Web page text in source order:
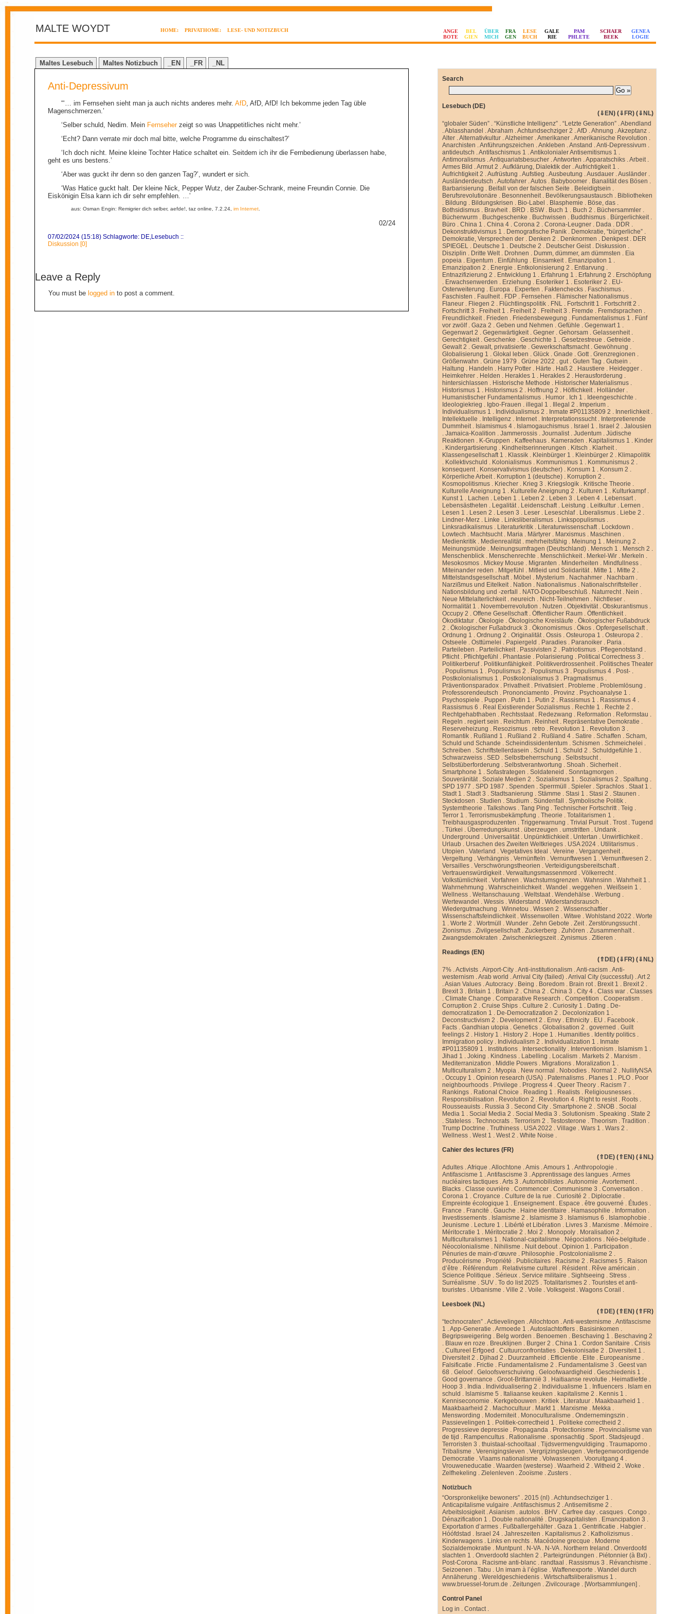
MALTE WOYDT HOME: PRIVATHOME: LESE- UND NOTIZBUCH
ANGE
BOTE
BEL
GIEN
ÜBER
MICH
FRA
GEN
LESE
BUCH
GALE
RIE
PAM
PHLETE
SCHAER
BEEK
GENEA
LOGIE
Maltes Lesebuch Maltes Notizbuch _EN _FR _NL
Anti-Depressivum
“‘… im Fernsehen sieht man ja auch nichts anderes mehr.AfD, AfD, AfD! Ich bekomme jeden Tag üble
Magenschmerzen.’
‘Selber schuld, Nedim. Mein Fernseherzeigt so was Unappetitliches nicht mehr.’
‘Echt? Dann verrate mir doch mal bitte, welche Programme du einschaltest?’
‘Ich doch nicht. Meine kleine Tochter Hatice schaltet ein. Seitdem ich ihr die Fernbedienung überlassen habe,
geht es uns bestens.’
‘Aber was guckt ihr denn so den ganzen Tag?’, wundert er sich.
‘Was Hatice guckt halt. Der kleine Nick, Pepper Wutz, der Zauber-Schrank, meine Freundin Connie. Die
Eiskönigin Elsa kann ich dir sehr empfehlen. …’
aus: Osman Engin: Remigrier dich selber, aefde!, taz online, 7.2.24, im Internet.
02/24
07/02/2024 (15:18) Schlagworte: DE,Lesebuch ::
Diskussion [0]
Leave a Reply
You must be logged in to post a comment.
Search
Lesebuch (DE)
(⇓EN) (⇓FR) (⇓NL)
“globaler Süden” .“Künstliche Intelligenz” .“Letzte Generation” .Abendland
.Ablasshandel .Abraham .Achtundsechziger 2 .AfD .Ahnung .Akzeptanz .
Alter .Alternativkultur .Alzheimer .Amerikaner .Amerikanische Revolution .
Anarchisten .Anführungszeichen .Ankleben .Anstand .Anti-Depressivum .
antideutsch .Antifaschismus 1 .Antikolonialer Antisemitismus 1 .
Antimoralismus .Antiquariatsbesucher .Antworten .Apparatschiks .Arbeit.
Armes Bild .Armut 2 .Aufklärung, Dialektik der .Aufrichtigkeit 1 .
Aufrichtigkeit 2 .Aufrüstung .Aufstieg .Ausbeutung .Ausdauer .Ausländer .
Ausländerdeutsch .Autofahrer .Autos . Babyboomer . Banalität des Bösen .
Barbarisierung . Beifall von der falschen Seite . Beleidigtsein .
Berufsrevolutionäre . Besonnenheit. Bevölkerungsaustausch . Bibliotheken
. Bildung . Bildungskrisen . Bio-Label . Blasphemie . Böse, das .
Bothsidismus . Bravheit. BRD . BSW. Buch 1 . Buch 2 . Büchersammler .
Bücherwurm . Buchgeschenke . Buchwissen . Buddhismus . Bürgerlichkeit.
Büro .China 1 .China 4 .Corona 2 .Corona-Leugner . Dada . DDR .
Dekonstruktivismus 1 . Demografische Panik . Demokratie, “bürgerliche” .
Demokratie, Versprechen der . Denken 2 . Denknormen . Denkpest. DER
SPIEGEL . Deutsche 1 . Deutsche 2 . Deutscher Geist. Diskussion .
Disziplin . Dritte Welt. Drohnen . Dumm, dümmer, am dümmsten . Eia
popeia . Eigentum . Einfühlung . Einsamkeit. Emanzipation 1 .
Emanzipation 2 . Energie . Entkolonisierung 2 . Entlarvung .
Entnazifizierung 2 . Entwicklung 1 . Erfahrung 1 . Erfahrung 2 . Erschöpfung
. Erwachsenwerden . Erziehung . Esoteriker 1 . Esoteriker 2 . EU-
Osterweiterung . Europa . Experten . Faktenchecks . Faschismus .
Faschisten . Faulheit. FDP . Fernsehen . Flämischer Nationalismus .
Flaneur . Fliegen 2 . Flüchtlingspolitik . FNL . Fortschritt 1 . Fortschritt 2 .
Fortschritt 3 . Freiheit 1 . Freiheit 2 . Freiheit 3 . Fremde . Fremdsprachen .
Freundlichkeit. Frieden . Friedensbewegung . Fundamentalismus 1 . Fünf
vor zwölf.Gaza 2 .Geben und Nehmen .Gefühle .Gegenwart 1 .
Gegenwart 2 .Gegenwärtigkeit.Gegner .Gehorsam .Gelassenheit.
Gerechtigkeit.Geschenke .Geschichte 1 .Gesetzestreue .Getreide .
Gewalt 2 .Gewalt, privatisierte .Gewerkschaftsmacht.Gewöhnung .
Globalisierung 1 .Glokal leben .Glück .Gnade .Gott.Grenzregionen .
Größenwahn .Grüne 1979 .Grüne 2022 .gut.Guten Tag .Gutsein .
Haltung . Handeln . Harry Potter . Härte . Haß 2 . Haustiere . Heidegger .
Heimkehrer . Helden . Herakles 1 . Herakles 2 . Herausforderung .
hintersichlassen . Historische Methode . Historischer Materialismus .
Historismus 1 . Historismus 2 . Hoffnung 2 . Höflichkeit. Holländer .
Humanistischer Fundamentalismus . Humor . Ich 1 . Ideengeschichte .
Ideologiekrieg . Igbo-Frauen .illegal 1 . Illegal 2 . Imperium .
Individualismus 1 . Individualismus 2 . Inmate #P01135809 2 . Innerlichkeit.
Intellektuelle . Intelligenz . Internet. Interpretationssucht. Interpretierende
Dummheit. Islamismus 4 . Islamogauchismus . Israel 1 . Israel 2 .Jalousien
.Jamaica-Koalition .Jammerossis .Journalist.Judentum .Jüdische
Reaktionen . K-Gruppen . Kaffeehaus . Kameraden . Kapitalismus 1 . Kinder
. Kindergartisierung . Kindheitserinnerungen . Kitsch . Klarheit.
Klassengesellschaft 1 . Klassik . Kleinbürger 1 . Kleinbürger 2 . Klimapolitik
. Kollektivschuld . Kolonialismus . Kommunismus 1 . Kommunismus 2 .
konsequent. Konservativismus (deutscher) . Konsum 1 . Konsum 2 .
Körperliche Arbeit. Korruption 1 (deutsche) . Korruption 2 .
Kosmopolitismus . Kriecher . Krieg 3 . Kriegslogik . Kritische Theorie .
Kulturelle Aneignung 1 . Kulturelle Aneignung 2 . Kulturen 1 . Kulturkampf.
Kunst 1 . Lachen . Leben 1 . Leben 2 . Leben 3 . Leben 4 . Lebensart.
Lebensästheten . Legalität. Leidenschaft. Leistung . Leitkultur . Lernen .
Lesen 1 . Lesen 2 . Lesen 3 . Leser . Leseschlaf. Liberalismus . Liebe 2 .
Lindner-Merz . Linke . Linksliberalismus . Linkspopulismus .
Linksradikalismus . Literaturkritik . Literaturwissenschaft. Lockdown .
Lowtech . Machtsucht. Maria . Märtyrer . Marxismus . Maschinen .
Medienkritik . Medienrealität.mehrheitsfähig . Meinung 1 . Meinung 2 .
Meinungsmüde . Meinungsumfragen (Deutschland) . Mensch 1 . Mensch 2 .
Menschenblick . Menschenrechte . Menschlichkeit. Merkel-Wir . Merkeln .
Mesokosmos . Mickey Mouse . Migranten . Minderheiten . Mindfullness .
Miteinander reden . Mitgefühl . Mitleid und Solidarität. Mitte 1 . Mitte 2 .
Mittelstandsgesellschaft. Möbel . Mysterium . Nachahmer . Nachbarn .
Narzißmus und Eitelkeit. Nation . Nationalismus . Nationalschriftsteller .
Nationsbildung und -zerfall
. NATO-Doppelbeschluß . Naturrecht. Nein .
Neue Mittelalterlichkeit.neureich . Nicht-Teilnehmen . Nichtleser .
Normalität 1 . Novemberrevolution . Nutzen .Objektivität.Obskurantismus .
Occupy 2 .Offene Gesellschaft.Öffentlicher Raum .Öffentlichkeit.
Ökodiktatur .Ökologie .Ökologische Kreisläufe .Ökologischer Fußabdruck
2 .Ökologischer Fußabdruck 3 .Ökonomismus .Ökos .Opfergesellschaft.
Ordnung 1 .Ordnung 2 .Originalität.Ossis .Osteuropa 1 .Osteuropa 2 .
Ostseele .Osttümelei . Papiergeld . Paradies . Paranoiker . Paria .
Parteileben . Parteilichkeit. Passivisten 2 . Patriotismus . Pflegenotstand .
Pflicht. Pflichtgefühl . Phantasie . Polarisierung . Political Correctness 3 .
Politikerberuf. Politikunfähigkeit. Politikverdrossenheit. Politisches Theater
. Populismus 1 . Populismus 2 . Populismus 3 . Populismus 4 . Post- .
Postkolonialismus 1 . Postkolonialismus 3 . Pragmatismus .
Präventionsparadox . Privatheit. Privatisiert. Probleme . Problemlösung .
Professorendeutsch . Prononciamento . Provinz . Psychoanalyse 1 .
Psychospiele . Puppen . Putin 1 . Putin 2 . Rassismus 1 . Rassismus 4 .
Rassismus 6 . Real Existierender Sozialismus . Rechte 1 . Rechte 2 .
Rechtgehabthaben . Rechtsstaat. Redezwang . Reformation . Reformstau .
Regeln .regiert sein . Reichtum . Reinheit. Repräsentative Demokratie .
Reserveheizung . Resozismus .retro . Revolution 1 . Revolution 3 .
Romantik . Rußland 1 . Rußland 2 . Rußland 4 .Satire .Schaffen .Scham,
Schuld und Schande .Scheindissidententum .Schismen .Schmeichelei .
Schreiben .Schriftstellerdasein .Schuld 1 .Schuld 2 .Schuldgefühle 1 .
Schwarzweiss .SED .Selbstbeherrschung .Selbstsucht.
Selbstüberforderung .Selbstverantwortung .Shoah .Sicherheit.
Smartphone 1 .Sofastrategen .Soldateneid .Sonntagmorgen .
Souveränität.Soziale Medien 2 .Sozialismus 1 .Sozialismus 2 .Spaltung .
SPD 1977 .SPD 1987 .Spenden .Sperrmüll .Spieler .Sprachlos .Staat 1 .
Stadt 1 .Stadt 3 .Stadtsanierung .Stämme .Stasi 1 .Stasi 2 .Staunen .
Steckdosen .Studien .Studium .Sündenfall .Symbolische Politik .
Systemtheorie .Talkshows .Tang Ping .Technischer Fortschritt.Teig .
Terror 1 .Terrorismusbekämpfung .Theorie .Totalitarismen 1 .
Treibhausgasproduzenten .Triggerwarnung .Trivial Pursuit.Trost.Tugend
.Türkei . Überredungskunst.überzeugen .umstritten . Undank .
Underground . Universalität. Unpünktlichkieit. Untertan . Unwirtlichkeit.
Urlaub . Ursachen des Zweiten Weltkrieges . USA 2024 . Utilitarismus .
Utopien .Vaterland .Vegetatives Ideal .Vereine .Vergangenheit.
Vergeltung .Verhängnis .Vernünfteln .Vernunftwesen 1 .Vernunftwesen 2 .
Versailles .Verschwörungstheorien .Verteidigungsbereitschaft.
Vertrauenswürdigkeit.Verwaltungsmassenmord .Völkerrecht.
Volkstümlichkeit.Vorfahren .Wachstumsgrenzen .Wahnsinn .Wahrheit 1 .
Wahrnehmung .Wahrscheinlichkeit.Wandel .weggehen .Weißsein 1 .
Wellness .Weltanschauung .Weltstaat.Wendehälse .Werbung .
Wertewandel .Wessis .Widerstand .Widerstandsrausch .
Wiedergutmachung .Winnetou .Wissen 2 .Wissenschaftler .
Wissenschaftsfeindlichkeit.Wissenwollen .Witwe .Wohlstand 2022 .Worte
1 .Worte 2 .Wortmüll .Wunder .Zehn Gebote .Zeit.Zerstörungssucht.
Zionismus .Zivilgesellschaft.Zuckerberg .Zuhören .Zusammenhalt.
Zwangsdemokraten .Zwischenkriegszeit.Zynismus .Zitieren .
Readings (EN)
(⇑DE) (⇓FR) (⇓NL)
7% .Activists .Airport-City .Anti-institutionalism .Anti-racism .Anti-
westernism .Arab world .Arrival City (failed) .Arrival City (successful) .Art 2
.Asian Values .Autocracy . Being . Boredom . Brain rot. Brexit 1 . Brexit 2 .
Brexit 3 . Britain 1 . Britain 2 .China 2 .China 3 .City 4 .Class war .Classes
.Climate Change .Comparative Research .Competition .Cooperatism .
Corruption 2 .Cruise Ships .Culture 2 .Curiosity 1 . Dating . De-
democratization 1 . De-Democratization 2 . Decolonization 1 .
Deconstructivism 2 . Development 2 . Envy . Ethnicity . EU . Facebook .
Facts .Gandhian utopia .Genetics .Globalisation 2 .governed .Guilt
feelings 2 . History 1 . History 2 . Hope 1 . Humanities . Identity politics .
Immigration policy . Individualism 2 . Individualization 1 . Inmate
#P01135809 1 . Institutions . Intersectionality . Interventionism . Islamism 1 .
Jihad 1 .Joking . Kindness . Labelling . Localism . Markets 2 . Marxism .
Mediterranization . Middle Powers . Migrations . Moralization 1 .
Multiculturalism 2 . Myopia . New normal . Nobodies . Normal 2 . NullifyNSA
.Occupy 1 .Opinion research (USA) . Paternalisms . Planes 1 . PLO . Poor
neighbourhoods . Privilege . Progress 4 .Queer Theory . Racism 7 .
Rankings . Rational Choice . Reading 1 . Realists . Religiousnesses .
Responsibilisation . Revolution 2 . Revolution 4 . Right to resist. Roots .
Rousseauists . Russia 3 .Second City .Smartphone 2 .SNOB .Social
Media 1 .Social Media 2 .Social Media 3 .Solutionism .Speaking .State 2
.Stateless .Technocrats .Terrorism 2 .Testosterone .Theorism .Tradition .
Trump Doctrine .Truthiness . USA 2022 .Village .Wars 1 .Wars 2 .
Wellness .West 1 .West 2 .White Noise .
Cahier des lectures (FR)
(⇑DE) (⇑EN) (⇓NL)
Adultes .Afrique .Allochtone .Amis .Amours 1 .Anthropologie .
Antifascisme 1 .Antifascisme 3 .Apprentissage des langues .Armes
nucléaires tactiques .Arts 3 .Automobilistes .Autonomie .Avortement.
Blacks .Classe ouvrière .Commencer .Communisme 3 .Conversation .
Corona 1 .Croyance .Culture de la rue .Curiosité 2 . Diplocratie .
Empreinte écologique 1 . Enseignement. Espace .être gouverné . Études .
France . Francité .Gauche . Haine identitaire . Hamasophilie . Information .
Investissements . Islamisme 2 . Islamisme 3 . Islamismus 6 . Islamophobie .
Jeunisme . Lecture 1 . Libérté et Libération . Livres 3 . Marxisme . Mémoire .
Méritocratie 1 . Méritocratie 2 . Moi 2 . Monopoly . Moralisation 2 .
Multiculturalismes 1 . National-capitalisme . Négociations . Néo-belgitude .
Néocolonialisme . Nihilisme . Nuit debout.Opinion 1 . Participation .
Pénuries de main-d’œuvre . Philosophie . Postcolonialisme 2 .
Producérisme . Propriété . Publicitaires . Racisme 2 . Racismes 5 . Raison
d’être . Référendum . Relativisme culturel . Résident. Rêve américain .
Science Politique .Sérieux .Service militaire .Sightseeing .Stress .
Surréalisme .SUV .To do list 2025 .Totalitarismes 2 .Touristes et anti-
touristes . Urbanisme .Ville 2 .Voile .Volksgeist.Wagons Corail .
Leesboek (NL)
(⇑DE) (⇑EN) (⇑FR)
“technocraten” .Actievelingen .Allochtoon .Anti-westernisme .Antifascisme
1 .App-Generatie .Armoede 1 .Autoslachtoffers . Basisinkomen .
Begripsweigering . Belg worden . Benoemen . Beschaving 1 . Beschaving 2
. Blauw en roze . Breuklijnen . Burger 2 .China 1 .Cordon Sanitaire .Crisis
.Cultureel Erfgoed .Cultuurconfrontaties . Dekolonisatie 2 . Diversiteit 1 .
Diversiteit 2 . Djihad 2 . Duurzamheid . Efficientie . Elite . Europeanisme .
Falsificatie . Frictie . Fundamentalisme 2 . Fundamentalisme 3 .Geest van
68 .Geloof.Geloofsverschuiving .Geloofwaardigheid .Geschiedenis 1 .
Good governance .Groot-Brittannië 3 . Haitiaanse revolutie . Heimatliefde .
Hoop 3 . India . Individualisering 2 . Individualisme 1 . Influencers . Islam en
schuld . Islamisme 5 . Italiaanse keuken . kapitalisme 2 . Kennis 1 .
Kenniseconomie . Kerkgebouwen . Kritiek . Literatuur . Maakbaarheid 1 .
Maakbaarheid 2 . Machocultuur . Markt 1 . Marxisme . Mekka .
Menswording . Moderniteit. Monoculturalisme .Ondernemingszin .
Passievelingen 1 . Politiek-correctheid 1 . Politieke correctheid 2 .
Progressieve depressie . Propaganda . Protectionisme . Provincialisme van
de tijd . Rampencultus . Rationalisme .sponsachtig .Sport.Stadsjeugd .
Terroristen 3 .thuistaal-schooltaal .Tijdsvermengvuldiging .Traumaporno .
Tribalisme .Verenigingsleven .Vergrijzingsleugen .Vertegenwoordigende
Democratie .Vlaams nationalisme .Volwassenen .Vooruitgang 4 .
Vrouweneducatie .Waarden (westerse) .Waarheid 2 .Witheid 2 .Woke .
Zelfhekeling .Zielenleven .Zooïsme .Zusters .
Notizbuch
“Oorspronkelijke bewoners” .2015 (nl) .Achtundsechziger 1 .
Anticapitalisme vulgaire .Antifaschismus 2 .Antisemitisme 2 .
Arbeitslosigkeit.Asianism .autolos . BHV .Carfree day .casques .Congo .
Dénazification 1 . Double nationalité . Drugskapitalisten . Emancipation 3 .
Exportation d’armes . Fußballergehälter .Gaza 1 .Gentrificatie . Habgier .
Hóófdstad . Israel 24 .Jahreszeiten . Kapitalismus 2 . Katholizismus .
Kinderwagens . Links en rechts . Macédoine grecque . Moderne
Sozialdemokratie . Muntpunt. N-VA. N-VA. Northern Ireland .Onverdoofd
slachten 1 .Onverdoofd slachten 2 . Parteigründungen . Piétonnier (à Bxl) .
Post-Corona . Racisme anti-blanc .randtaal . Rassismus 3 . Révanchisme .
Seizoenen .Tabu . Un imam à l’église .Waffenexporte .Wandel durch
Annäherung .Wereldgeschiedenis .Wirtschaftsliberalismus 1 .
www.bruessel-forum.de .Zeitungen .Zivilcourage . [Wortsammlungen] .
Control Panel
Log in .Contact.